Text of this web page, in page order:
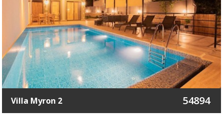
Villa Myron 2 54894